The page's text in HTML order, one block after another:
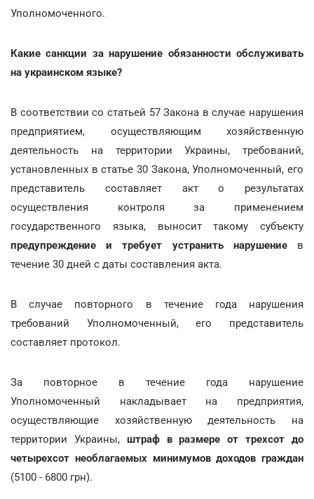
Уполномоченного.
Какие санкции за нарушение обязанности обслуживать
на украинском языке?
В соответствии со статьей 57 Закона в случае нарушения
предприятием, осуществляющим хозяйственную
деятельность на территории Украины, требований,
установленных в статье 30 Закона, Уполномоченный, его
представитель составляет акт о результатах
осуществления контроля за применением
государственного языка, выносит такому субъекту
предупреждение и требует устранить нарушениев
течение 30 дней с даты составления акта.
В случае повторного в течение года нарушения
требований Уполномоченный, его представитель
составляет протокол.
За повторное в течение года нарушение
Уполномоченный накладывает на предприятия,
осуществляющие хозяйственную деятельность на
территории Украины, штраф в размере от трехсот до
четырехсот необлагаемых минимумов доходов граждан
(5100 - 6800 грн).